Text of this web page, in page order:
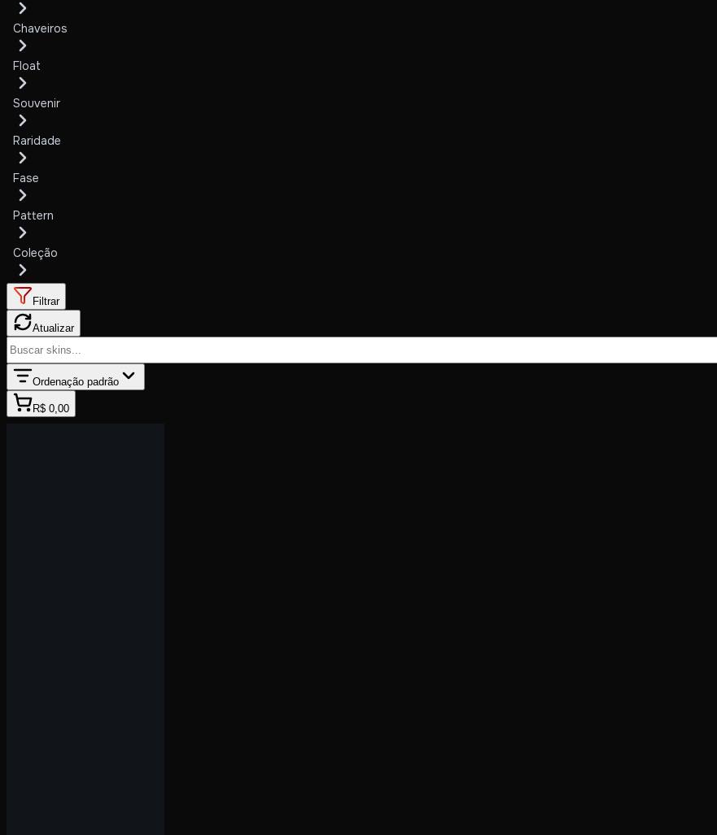
Chaveiros
Float
Souvenir
Raridade
Fase
Pattern
Coleção
Filtrar
Atualizar
Ordenação padrão
R$ 0,00